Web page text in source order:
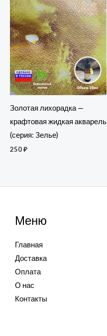
Золотая лихорадка —
крафтовая жидкая акварель
(серия: Зелье)
250₽
Меню
Главная
Доставка
Оплата
О нас
Контакты